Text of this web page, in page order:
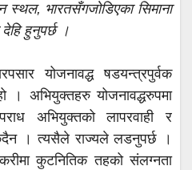
स्थल, भारतसँगजोडिएका सिमाना
हुनुपर्छ ।
योजनावद्ध षडयन्त्रपुर्वक
। अभियुक्तहरु योजनावद्धरुपमा
अभियुक्तको लापरवाही र
। त्यसैले राज्यले लडनुपर्छ ।
कुटनितिक तहको संलग्नता